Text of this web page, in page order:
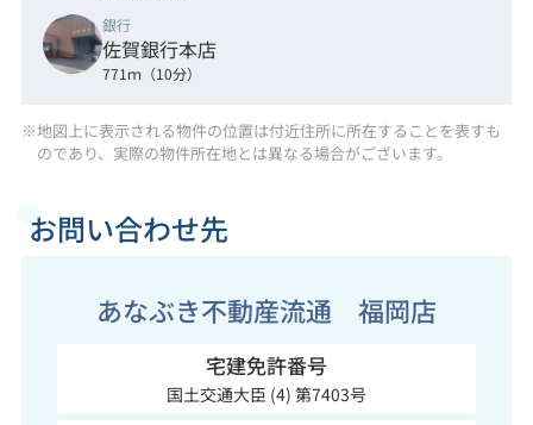
銀行
佐賀銀行本店
771ｍ（10分）
※地図上に表示される物件の位置は付近住所に所在することを表すも
のであり、実際の物件所在地とは異なる場合がございます。
お問い合わせ先
あなぶき不動産流通 福岡店
宅建免許番号
国土交通大臣 (4) 第7403号